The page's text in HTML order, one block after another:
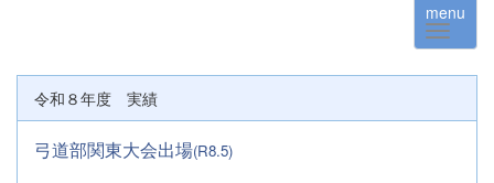
menu
令和８年度 実績
弓道部関東大会出場(R8.5)